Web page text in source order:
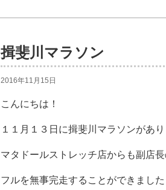
揖斐川マラソン
2016年11月15日
こんにちは！
１１月１３日に揖斐川マラソンがあり
マタドールストレッチ店からも副店
フルを無事完走することができました